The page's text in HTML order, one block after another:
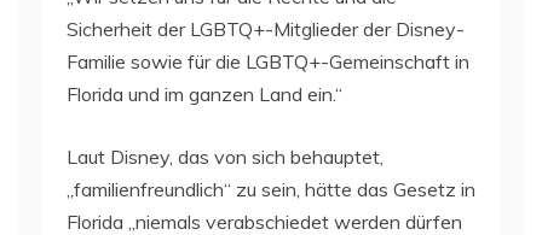
Sicherheit der LGBTQ+-Mitglieder der Disney-
Familie sowie für die LGBTQ+-Gemeinschaft in
Florida und im ganzen Land ein.“
Laut Disney, das von sich behauptet,
„familienfreundlich“ zu sein, hätte das Gesetz in
Florida „niemals verabschiedet werden dürfen